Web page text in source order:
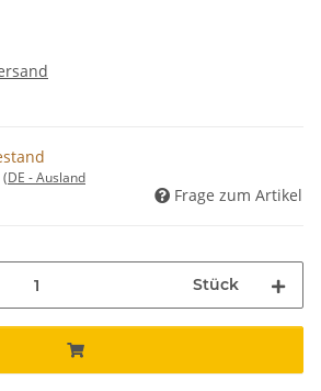
(DE - Ausland
Frage zum Artikel
Stück